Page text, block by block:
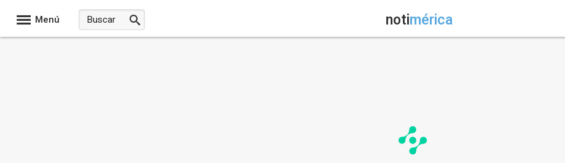
Menú notimérica